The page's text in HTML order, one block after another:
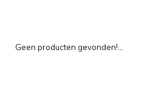
Geen producten gevonden!...